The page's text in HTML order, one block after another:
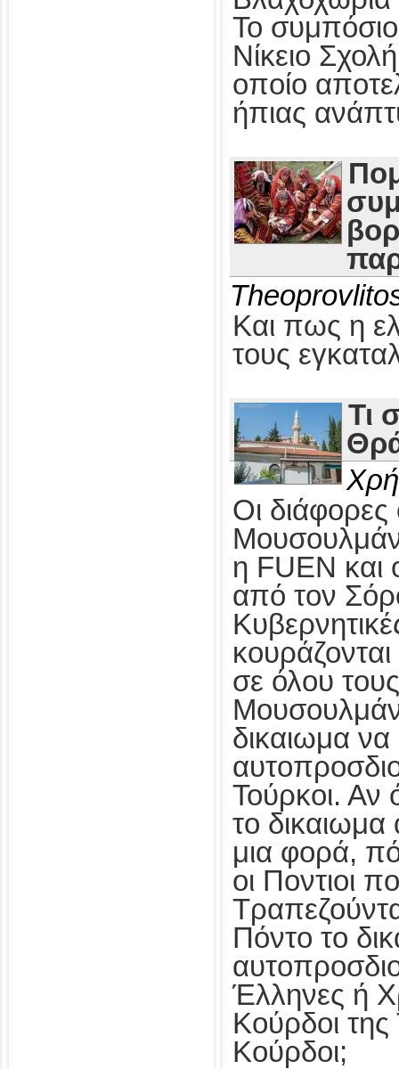
Το συμπόσιο
Νίκειο
οποίο
ήπιας
Και πως η
τους
Τι
Οι
η FUEN και
από τον
σε όλου
δικαιωμα να
Τούρκοι. Αν
το δικαιωμα
μια φορά,
οι Ποντιοι
Πόντο το
Έλληνες ή
Κούρδοι
Κούρδοι;